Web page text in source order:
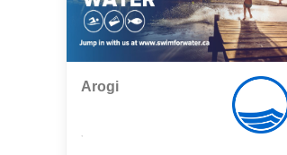
Arogi